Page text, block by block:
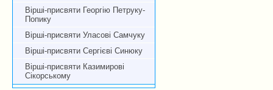
Вірші-присвяти Георгію Петруку-
Попику
Вірші-присвяти Уласові Самчуку
Вірші-присвяти Сергієві Синюку
Вірші-присвяти Казимирові
Сікорському